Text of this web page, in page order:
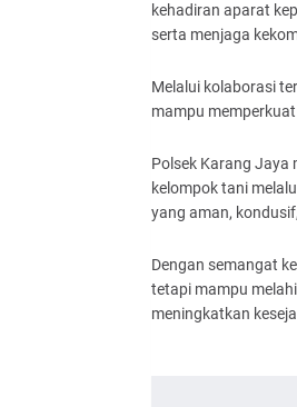
kehadiran aparat
serta menjaga
Melalui kolaborasi
mampu
Polsek Karang Jaya
kelompok tani
yang aman,
Dengan semangat
tetapi mampu
meningkatkan